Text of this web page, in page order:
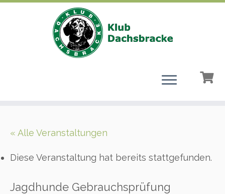
« Alle Veranstaltungen
Diese Veranstaltung hat bereits stattgefunden.
Jagdhunde Gebrauchsprüfung